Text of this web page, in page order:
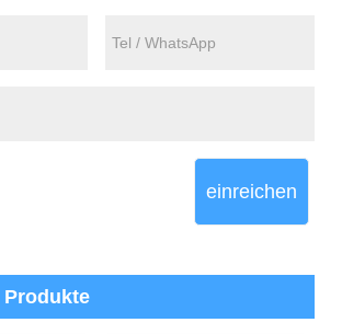
einreichen
Produkte